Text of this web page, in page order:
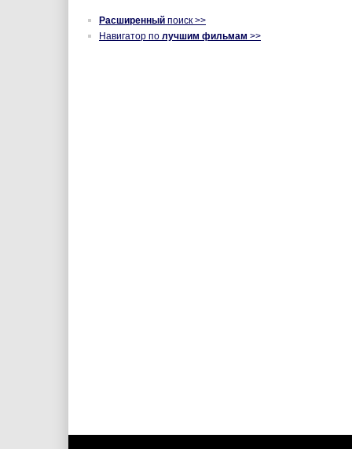
Расширенный поиск >>
Навигатор по лучшим фильмам >>